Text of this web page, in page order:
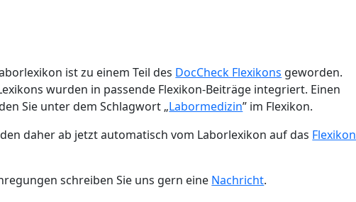
ist zu einem Teil des DocCheck Flexikons geworden.
wurden in passende Flexikon-Beiträge integriert. Einen
Sie unter dem Schlagwort „Labormedizin” im Flexikon.
daher ab jetzt automatisch vom Laborlexikon auf das Flexikon
schreiben Sie uns gern eine Nachricht.